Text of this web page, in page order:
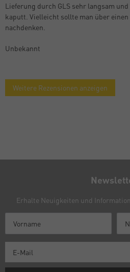
Lieferung durch GLS sehr langsam
kaputt. Vielleicht sollte man über
nachdenken.
Unbekannt
Weitere Rezensionen anzeigen
Erhalte Neuigkeiten und